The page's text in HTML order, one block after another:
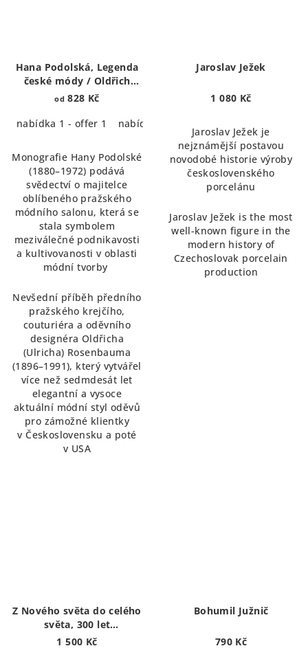
Hana Podolská, Legenda
české módy / Oldřich
Rosenbaum-Oldric Royce.
New Yorku
od 828 Kč
nabídka 1 - offer 1
nabídka 2 - offer 2
Monografie Hany Podolské
(1880–1972) podává
svědectví o majitelce
oblíbeného pražského
módního salonu, která se
stala symbolem
meziválečné podnikavosti
a kultivovanosti v oblasti
módní tvorby
Nevšední příběh předního
pražského krejčího,
couturiéra a oděvního
designéra Oldřicha
(Ulricha) Rosenbauma
(1896–1991), který vytvářel
více než sedmdesát let
elegantní a vysoce
aktuální módní styl oděvů
pro zámožné klientky
v Československu a poté
v USA
Jaroslav Ježek
1 080 Kč
Jaroslav Ježek je
nejznámější postavou
novodobé historie výroby
československého
porcelánu
Jaroslav Ježek is the most
well-known figure in the
modern history of
Czechoslovak porcelain
production
Z Nového světa do celého
světa, 300 let
harrachovského skla |
1 500 Kč
Bohumil Južnič
790 Kč